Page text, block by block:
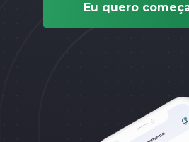
Eu quero